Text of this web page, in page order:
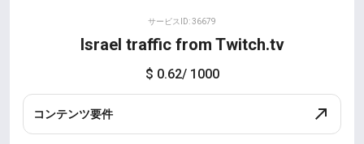
サービスID: 36679
Israel traffic from Twitch.tv
$ 0.62/ 1000
コンテンツ要件